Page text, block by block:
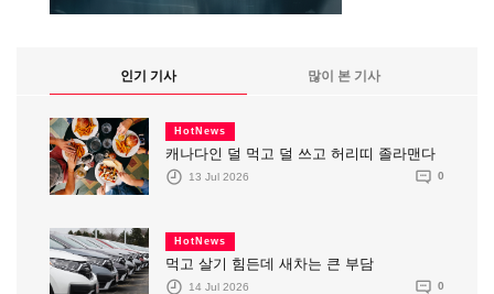
인기 기사 많이 본 기사
HotNews
캐나다인 덜 먹고 덜 쓰고 허리띠 졸라맨다
13 Jul 2026 0
HotNews
먹고 살기 힘든데 새차는 큰 부담
14 Jul 2026 0